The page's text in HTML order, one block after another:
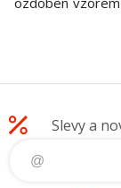
obleček je
oblasti hrudníku
na suchý zip -
psa Slevy a